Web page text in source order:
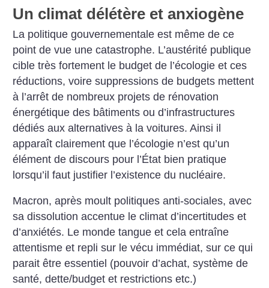
Un climat délétère et anxiogène
La politique gouvernementale est même de ce
point de vue une catastrophe. L’austérité publique
cible très fortement le budget de l’écologie et ces
réductions, voire suppressions de budgets mettent
à l’arrêt de nombreux projets de rénovation
énergétique des bâtiments ou d’infrastructures
dédiés aux alternatives à la voitures. ­Ainsi il
apparaît clairement que l’écologie n’est qu’un
élément de discours pour l’État bien pratique
lorsqu’il faut justifier l’existence du nucléaire.
Macron, après moult politiques anti-sociales, avec
sa ­dissolution accentue le climat d’incertitudes et
d’anxiétés. Le monde tangue et cela entraîne
attentisme et repli sur le vécu immédiat, sur ce qui
parait être essentiel (pouvoir ­d’achat, système de
santé, ­dette/budget et restrictions etc.)